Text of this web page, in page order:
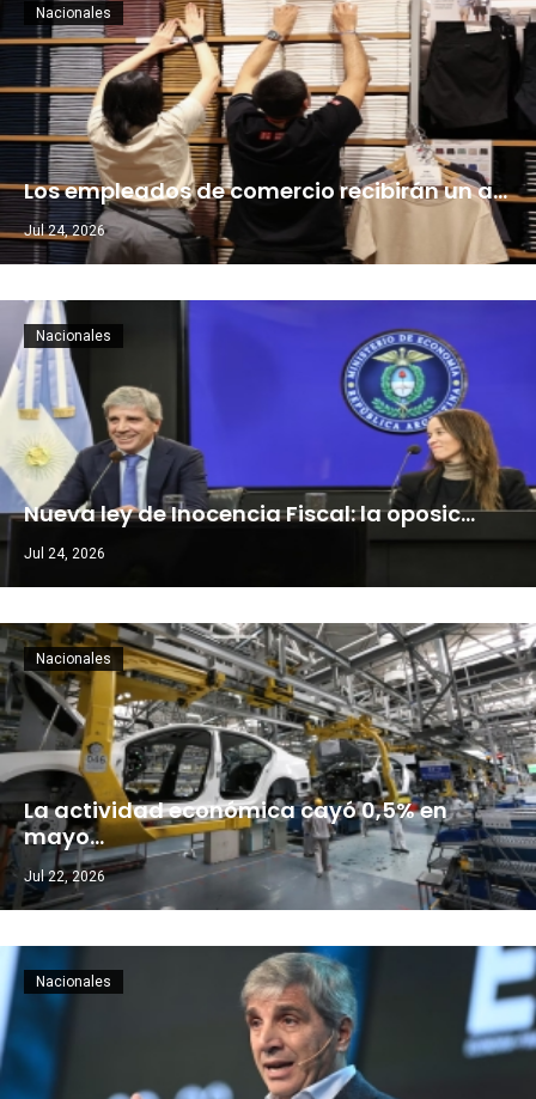
Los empleados de comercio recibirán un a…
Jul 24, 2026
Nacionales
Nueva ley de Inocencia Fiscal: la oposic…
Jul 24, 2026
Nacionales
La actividad económica cayó 0,5% en
mayo…
Jul 22, 2026
Nacionales
Nacionales